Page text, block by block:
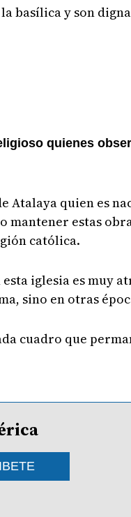
basílica y son
quienes
Atalaya quien es
mantener estas
católica.
iglesia es muy
sino en otras
cuadro que